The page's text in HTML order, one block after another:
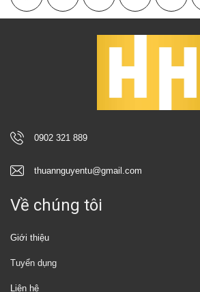
0902 321 889
thuannguyentu@gmail.com
Về chúng tôi
Giới thiệu
Tuyển dụng
Liên hệ